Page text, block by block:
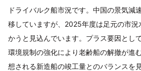
ドライバルク船市況です。中国の景気減
移していますが、2025年度は足元の市況
かうと見込んでいます。プラス要因とし
環境規制の強化により老齢船の解撤が進
想される新造船の竣工量とのバランスを